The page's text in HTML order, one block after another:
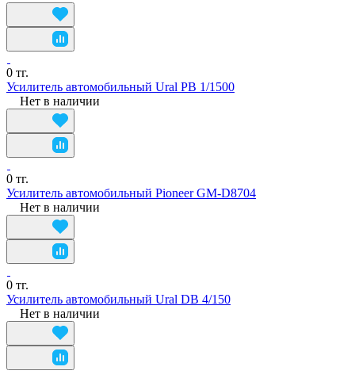
0 тг.
Усилитель автомобильный Ural PB 1/1500
Нет в наличии
0 тг.
Усилитель автомобильный Pioneer GM-D8704
Нет в наличии
0 тг.
Усилитель автомобильный Ural DB 4/150
Нет в наличии